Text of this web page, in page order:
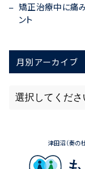
矯正治療中に痛
ント
月別アーカイブ
津田沼（奏の